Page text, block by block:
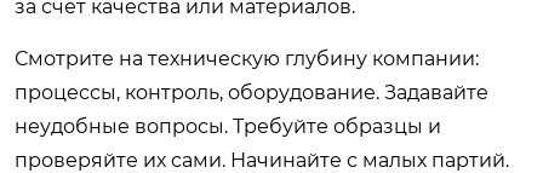
за счет качества или материалов.
Смотрите на техническую глубину компании:
процессы, контроль, оборудование. Задавайте
неудобные вопросы. Требуйте образцы и
проверяйте их сами. Начинайте с малых партий.